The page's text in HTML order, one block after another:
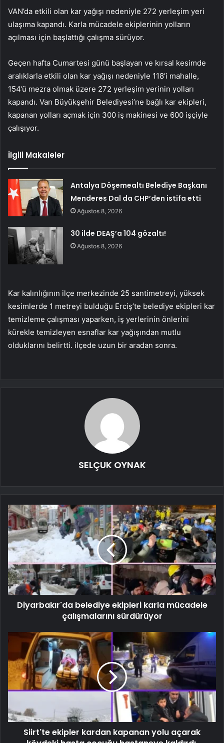
VAN’da etkili olan kar yağışı nedeniyle 272 yerleşim yeri
ulaşıma kapandı. Karla mücadele ekiplerinin yolların
açılması için başlattığı çalışma sürüyor.
Geçen hafta Cumartesi günü başlayan ve kırsal kesimde
aralıklarla etkili olan kar yağışı nedeniyle 118’i mahalle,
154’ü mezra olmak üzere 272 yerleşim yerinin yolları
kapandı. Van Büyükşehir Belediyesi’ne bağlı kar ekipleri,
kapanan yolları açmak için 300 iş makinesi ve 600 işçiyle
çalışıyor.
İlgili Makaleler
Antalya Döşemealtı Belediye Başkanı
Menderes Dal da CHP’den istifa etti
Ağustos 8, 2026
30 ilde DEAŞ’a 104 gözaltı!
Ağustos 8, 2026
Kar kalınlığının ilçe merkezinde 25 santimetreyi, yüksek
kesimlerde 1 metreyi bulduğu Erciş’te belediye ekipleri kar
temizleme çalışması yaparken, iş yerlerinin önlerini
kürekle temizleyen esnaflar kar yağışından mutlu
olduklarını belirtti. ilçede uzun bir aradan sonra.
SELÇUK OYNAK
Diyarbakır'da belediye ekipleri karla mücadele
çalışmalarını sürdürüyor
Siirt'te ekipler kardan kapanan yolu açarak